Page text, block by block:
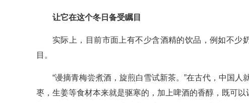
让它在这个冬日备受瞩目
实际上，目前市面上有不少含酒精的饮品，例如不少
目。
“谩摘青梅尝煮酒，旋煎白雪试新茶。”在古代，中国
枣，生姜等食材本来就是驱寒的，加上啤酒的香醇，既可